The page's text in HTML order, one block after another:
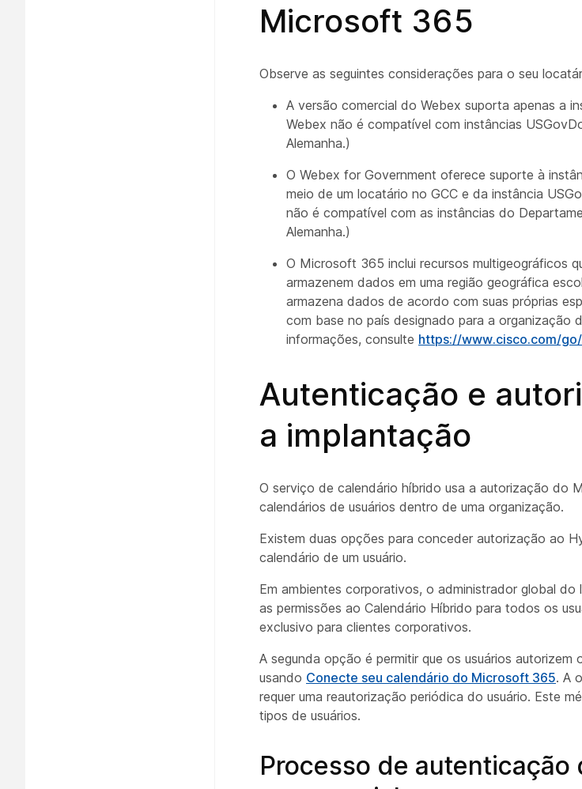
Microsoft 365
Observe as seguintes considerações para o seu
A versão comercial do Webex suporta apenas a
Webex não é compatível com instâncias
Alemanha.)
O Webex for Government oferece suporte à
meio de um locatário no GCC e da instância
não é compatível com as instâncias do
Alemanha.)
O Microsoft 365 inclui recursos multigeográficos
armazenem dados em uma região geográfica
armazena dados de acordo com suas próprias
com base no país designado para a organização
informações, consulte https://www.cisco.com/
Autenticação e
a implantação
O serviço de calendário híbrido usa a autorização do
calendários de usuários dentro de uma organização.
Existem duas opções para conceder autorização ao
calendário de um usuário.
Em ambientes corporativos, o administrador global
as permissões ao Calendário Híbrido para todos os
exclusivo para clientes corporativos.
A segunda opção é permitir que os usuários
usando Conecte seu calendário do Microsoft 365. A
requer uma reautorização periódica do usuário. Este
tipos de usuários.
Processo de autenticação